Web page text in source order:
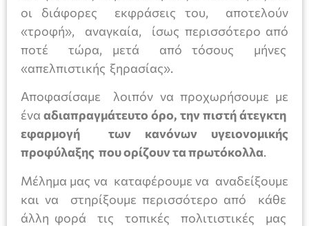
οι διάφορες εκφράσεις του, αποτελούν
«τροφή», αναγκαία, ίσως περισσότερο από
ποτέ τώρα, μετά από τόσους μήνες
«απελπιστικής ξηρασίας».
Αποφασίσαμε λοιπόν να προχωρήσουμε με
ένα αδιαπραγμάτευτο όρο, την πιστή άτεγκτη
εφαρμογή των κανόνων υγειονομικής
προφύλαξης που ορίζουν τα πρωτόκολλα.
Μέλημα μας να καταφέρουμε να αναδείξουμε
και να στηρίξουμε περισσότερο από κάθε
άλλη φορά τις τοπικές πολιτιστικές μας